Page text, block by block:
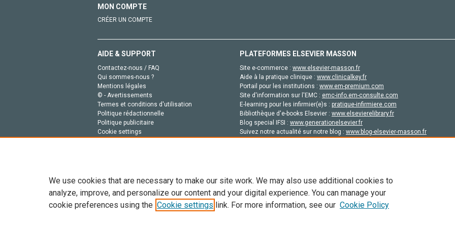
MON COMPTE
CRÉER UN COMPTE
AIDE & SUPPORT
Contactez-nous / FAQ
Qui sommes-nous ?
Mentions légales
© - Avertissements
Termes et conditions d'utilisation
Politique rédactionnelle
Politique publicitaire
Cookie settings
PLATEFORMES ELSEVIER MASSON
Site e-commerce : www.elsevier-masson.fr
Aide à la pratique clinique : www.clinicalkey.fr
Portail pour les institutions : www.em-premium.com
Site d'information sur l'EMC : emc-info.em-consulte.com
E-learning pour les infirmier(e)s : pratique-infirmiere.com
Bibliothèque d'e-books Elsevier : www.elsevierelibrary.fr
Blog special IFSI : www.generationelsevier.fr
Suivez notre actualité sur notre blog : www.blog-elsevier-masson.fr
Tout le contenu de ce site: Copyright © 2026 Elsevier, ses concédants de licence et ses contributeurs. Tout les droits sont réservés,
de données, a la formation en IA et aux technologies similaires. Pour tout contenu en libre accès, les conditions de licence
We use cookies that are necessary to make our site work. We may also use additional cookies to
analyze, improve, and personalize our content and your digital experience. You can manage your
cookie preferences using the Cookie settings link. For more information, see our Cookie Policy